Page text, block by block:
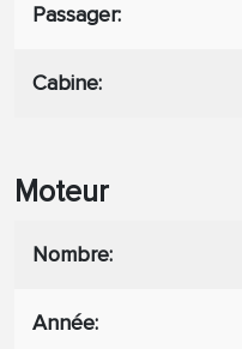
Passager
Cabine
Moteur
Nombre
Année